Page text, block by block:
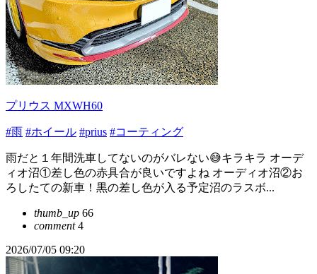
プリウス MXWH60
#雨 #ホイール #prius #コーティング
雨だと１年間洗車してないのがバレない😅キラキラ オーデ
ィオ沼①差し色の赤具合が良いですよね オーディオ沼②お
ろしたての新車！黒の差し色が入る予定沼のラスボ...
thumb_up 66
comment4
2026/07/05 09:20